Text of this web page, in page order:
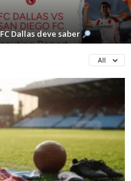
FC Dallas deve saber
All